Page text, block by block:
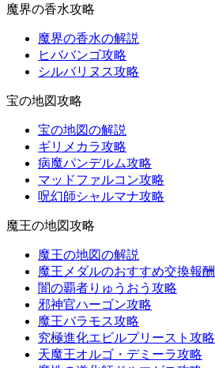
魔界の香水攻略
魔界の香水の解説
ヒババンゴ攻略
シルバリヌス攻略
宝の地図攻略
宝の地図の解説
ギリメカラ攻略
病魔パンデルム攻略
マッドファルコン攻略
呪幻師シャルマナ攻略
魔王の地図攻略
魔王の地図の解説
魔王メダルのおすすめ交換報酬
闇の覇者りゅうおう攻略
邪神官ハーゴン攻略
魔王バラモス攻略
究極進化エビルプリースト攻略
天魔王オルゴ・デミーラ攻略